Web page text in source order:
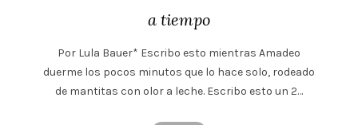
a tiempo
Por Lula Bauer* Escribo esto mientras Amadeo
duerme los pocos minutos que lo hace solo, rodeado
de mantitas con olor a leche. Escribo esto un 2…